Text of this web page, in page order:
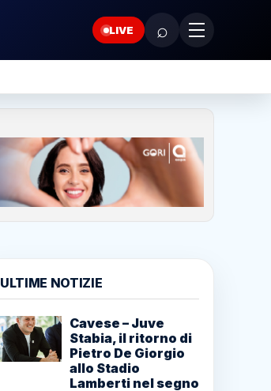
LIVE ⌕
ULTIME NOTIZIE
Cavese – Juve
Stabia, il ritorno di
Pietro De Giorgio
allo Stadio
Lamberti nel segno